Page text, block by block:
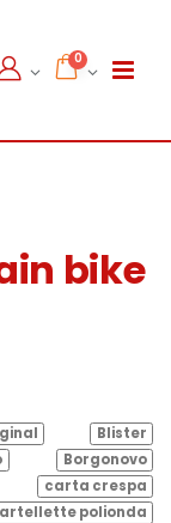
0
bike
Blister
Borgonovo
carta crespa
polionda